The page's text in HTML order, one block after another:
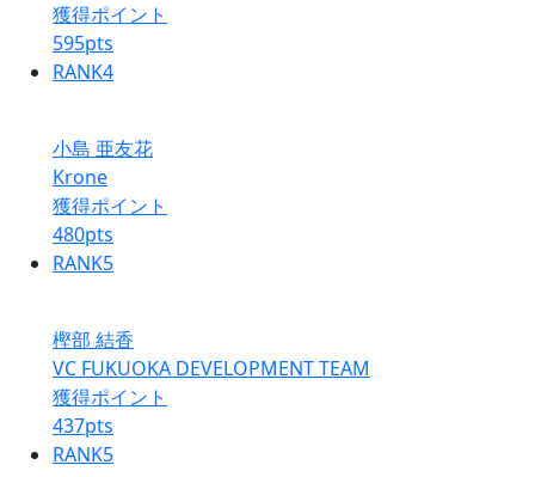
獲得ポイント
595pts
RANK4
小島 亜友花
Krone
獲得ポイント
480pts
RANK5
樫部 結香
VC FUKUOKA DEVELOPMENT TEAM
獲得ポイント
437pts
RANK5